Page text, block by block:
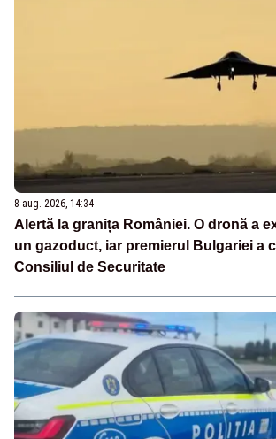
8 aug. 2026, 14:34
Alertă la granița României. O dronă a
un gazoduct, iar premierul Bulgariei a
Consiliul de Securitate